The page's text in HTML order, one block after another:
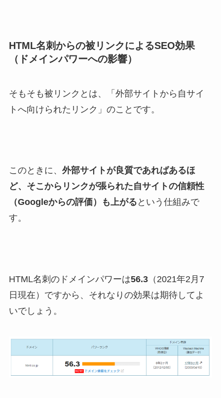
HTML名刺からの被リンクによるSEO効果
（ドメインパワーへの影響）
そもそも被リンクとは、「外部サイトから自サイ
トへ向けられたリンク」のことです。
このときに、 外部サイトが良質であればあるほ
ど、そこからリンクが張られた自サイトの信頼性
（Googleからの評価）も上がる という仕組みで
す。
HTML名刺のドメインパワーは56.3（2021年2月7
日現在）ですから、それなりの効果は期待してよ
いでしょう。